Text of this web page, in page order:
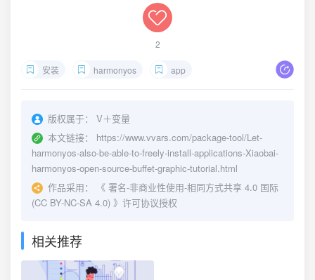
2
安装 harmonyos app
版权属于：
V＋变量
本文链接：
https://www.vvars.com/package-tool/Let-
harmonyos-also-be-able-to-freely-install-applications-Xiaobai-
harmonyos-open-source-buffet-graphic-tutorial.html
作品采用：
《 署名-非商业性使用-相同方式共享 4.0 国际
(CC BY-NC-SA 4.0) 》许可协议授权
相关推荐